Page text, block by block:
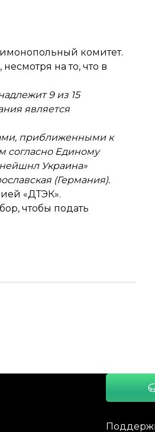
комитет.
на то, что в
9 из 15
является
приближенными к
согласно Единому
Украина»
(Германия).
«ДТЭК».
, чтобы подать